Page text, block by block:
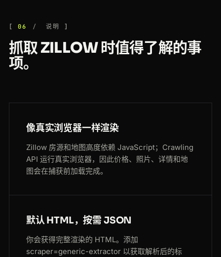
06 说明
抓取 ZILLOW 时值得了解的事
项。
像真实浏览器一样渲染
Zillow 房源和地图高度依赖 JavaScript；Crawling
API 运行真实浏览器，因此价格、照片、详情和地
图会在捕获前加载完成。
默认 HTML，按需 JSON
你会获得完整渲染的 HTML。添加
scraper=generic-extractor 以获取解析后的标